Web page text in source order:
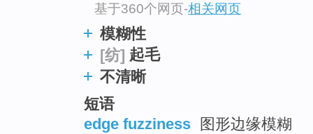
基于360个网页-相关网页
模糊性
[纺] 起毛
不清晰
短语
edge fuzziness
图形边缘模糊